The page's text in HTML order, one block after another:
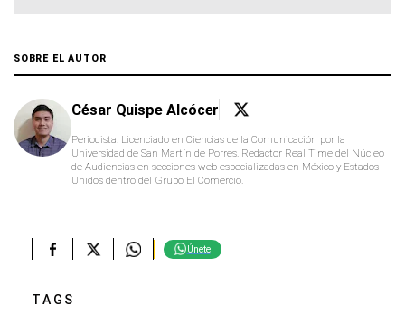
SOBRE EL AUTOR
César Quispe Alcócer
Periodista. Licenciado en Ciencias de la Comunicación por la
Universidad de San Martín de Porres. Redactor Real Time del Núcleo
de Audiencias en secciones web especializadas en México y Estados
Unidos dentro del Grupo El Comercio.
Únete
TAGS